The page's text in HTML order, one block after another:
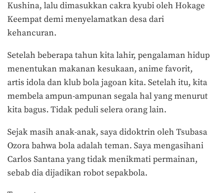
Kushina, lalu dimasukkan cakra kyubi oleh Hokage
Keempat demi menyelamatkan desa dari
kehancuran.
Setelah beberapa tahun kita lahir, pengalaman hidup
menentukan makanan kesukaan, anime favorit,
artis idola dan klub bola jagoan kita. Setelah itu, kita
membela ampun-ampunan segala hal yang menurut
kita bagus. Tidak peduli selera orang lain.
Sejak masih anak-anak, saya didoktrin oleh Tsubasa
Ozora bahwa bola adalah teman. Saya mengasihani
Carlos Santana yang tidak menikmati permainan,
sebab dia dijadikan robot sepakbola.